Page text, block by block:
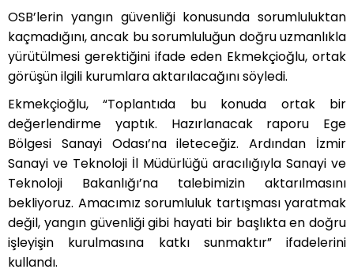
OSB’lerin yangın güvenliği konusunda sorumluluktan
kaçmadığını, ancak bu sorumluluğun doğru uzmanlıkla
yürütülmesi gerektiğini ifade eden Ekmekçioğlu, ortak
görüşün ilgili kurumlara aktarılacağını söyledi.
Ekmekçioğlu, “Toplantıda bu konuda ortak bir
değerlendirme yaptık. Hazırlanacak raporu Ege
Bölgesi Sanayi Odası’na ileteceğiz. Ardından İzmir
Sanayi ve Teknoloji İl Müdürlüğü aracılığıyla Sanayi ve
Teknoloji Bakanlığı’na talebimizin aktarılmasını
bekliyoruz. Amacımız sorumluluk tartışması yaratmak
değil, yangın güvenliği gibi hayati bir başlıkta en doğru
işleyişin kurulmasına katkı sunmaktır” ifadelerini
kullandı.